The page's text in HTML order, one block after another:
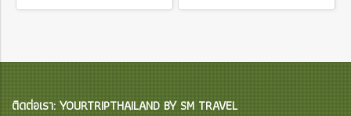
ติดต่อเรา: YOURTRIPTHAILAND BY SM TRAVEL